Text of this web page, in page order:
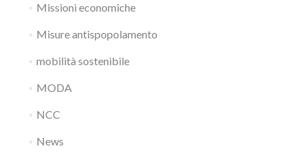
Missioni economiche
Misure antispopolamento
mobilità sostenibile
MODA
NCC
News